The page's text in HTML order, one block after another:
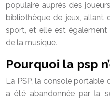
populaire auprès des
bibliothèque de jeux, allant
sport, et elle est
de la musique.
Pourquoi la psp
La PSP, la console portable
a été abandonnée par la